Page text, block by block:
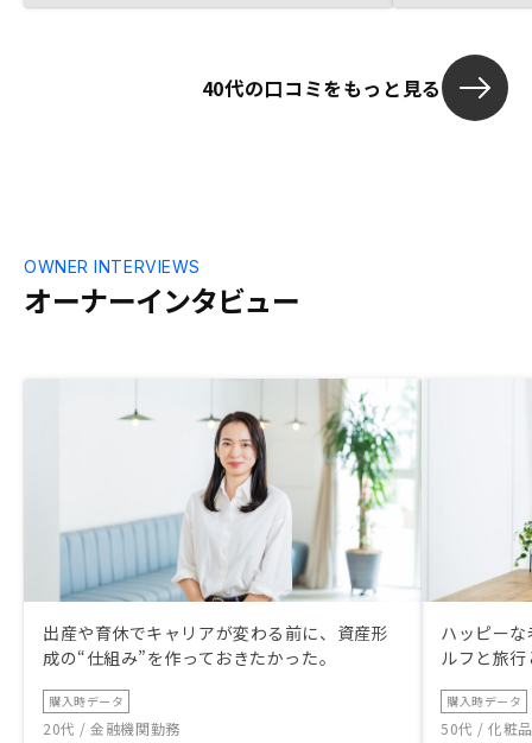
40代の口コミをもっと見る
オーナーインタビュー
OWNER INTERVIEWS
出産や育休でキャリアが変わる前に、資産形
成の“仕組み”を作っておきたかった。
購入時データ
20代 / 金融機関勤務
ハッピー
ルフと旅
購入時データ
50代 / 化粧